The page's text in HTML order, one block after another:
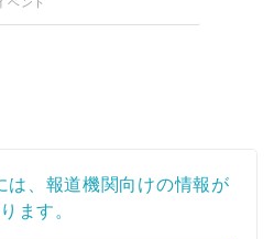
は、報道機関向けの情報が
ます。